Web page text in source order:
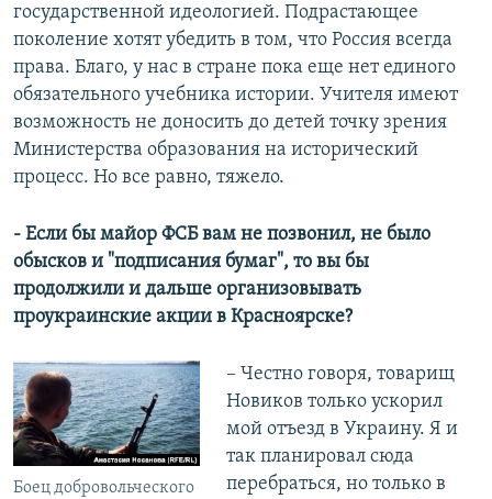
государственной идеологией. Подрастающее
поколение хотят убедить в том, что Россия всегда
права. Благо, у нас в стране пока еще нет единого
обязательного учебника истории. Учителя имеют
возможность не доносить до детей точку зрения
Министерства образования на исторический
процесс. Но все равно, тяжело.
- Если бы майор ФСБ вам не позвонил, не было
обысков и "подписания бумаг", то вы бы
продолжили и дальше организовывать
проукраинские акции в Красноярске?
Боец добровольческого
– Честно говоря, товарищ
Новиков только ускорил
мой отъезд в Украину. Я и
так планировал сюда
перебраться, но только в